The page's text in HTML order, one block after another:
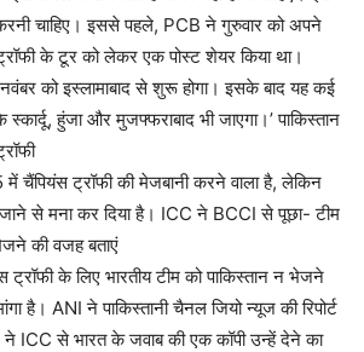
चाहिए। इससे पहले, PCB ने गुरुवार को अपने
के टूर को लेकर एक पोस्ट शेयर किया था।
को इस्लामाबाद से शुरू होगा। इसके बाद यह कई
हुंजा और मुजफ्फराबाद भी जाएगा।’ पाकिस्तान
में चैंपियंस ट्रॉफी की मेजबानी करने वाला है, लेकिन
जाने से मना कर दिया है। ICC ने BCCI से पूछा- टीम
की वजह बताएं
के लिए भारतीय टीम को पाकिस्तान न भेजने
है। ANI ने पाकिस्तानी चैनल जियो न्यूज की रिपोर्ट
ICC से भारत के जवाब की एक कॉपी उन्हें देने का